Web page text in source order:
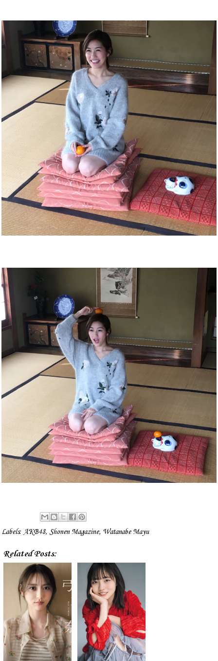
Labels: AKB48, Shonen Magazine, Watanabe Mayu
Related Posts: